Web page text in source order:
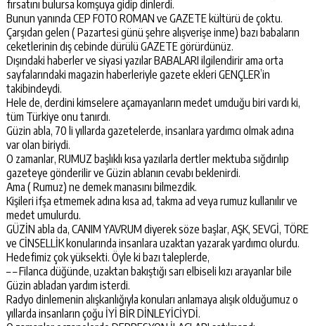
fırsatını bulursa komşuya gidip dinlerdi.
Bunun yanında CEP FOTO ROMAN ve GAZETE kültürü de çoktu.
Çarşıdan gelen ( Pazartesi günü şehre alışverişe inme) bazı babaların
ceketlerinin dış cebinde dürülü GAZETE görürdünüz.
Dışındaki haberler ve siyasi yazılar BABALARI ilgilendirir ama orta
sayfalarındaki magazin haberleriyle gazete ekleri GENÇLER’in
takibindeydi.
Hele de, derdini kimselere açamayanların medet umduğu biri vardı ki,
tüm Türkiye onu tanırdı.
Güzin abla, 70 li yıllarda gazetelerde, insanlara yardımcı olmak adına
var olan biriydi.
O zamanlar, RUMUZ başlıklı kısa yazılarla dertler mektuba sığdırılıp
gazeteye gönderilir ve Güzin ablanın cevabı beklenirdi.
Ama ( Rumuz) ne demek manasını bilmezdik.
Kişileri ifşa etmemek adına kısa ad, takma ad veya rumuz kullanılır ve
medet umulurdu.
GÜZİN abla da, CANIM YAVRUM diyerek söze başlar, AŞK, SEVGİ, TÖRE
ve CİNSELLİK konularında insanlara uzaktan yazarak yardımcı olurdu.
Hedefimiz çok yüksekti. Öyle ki bazı taleplerde,
– – Filanca düğünde, uzaktan bakıştığı sarı elbiseli kızı arayanlar bile
Güzin abladan yardım isterdi.
Radyo dinlemenin alışkanlığıyla konuları anlamaya alışık olduğumuz o
yıllarda insanların çoğu İYİ BİR DİNLEYİCİYDİ.